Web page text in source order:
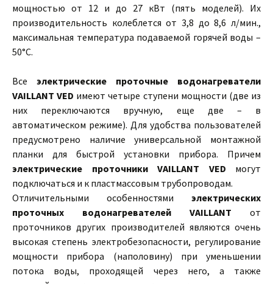
мощностью от 12 и до 27 кВт (пять моделей). Их
производительность колеблется от 3,8 до 8,6 л/мин.,
максимальная температура подаваемой горячей воды –
50°С.
Все электрические проточные водонагреватели
VAILLANT VED имеют четыре ступени мощности (две из
них переключаются вручную, еще две – в
автоматическом режиме). Для удобства пользователей
предусмотрено наличие универсальной монтажной
планки для быстрой установки прибора. Причем
электрические проточники VAILLANT VED могут
подключаться и к пластмассовым трубопроводам.
Отличительными особенностями электрических
проточных водонагревателей VAILLANT от
проточников других производителей являются очень
высокая степень электробезопасности, регулирование
мощности прибора (наполовину) при уменьшении
потока воды, проходящей через него, а также